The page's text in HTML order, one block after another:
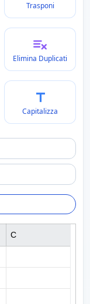
Trasponi
Elimina Duplicati
Capitalizza
C